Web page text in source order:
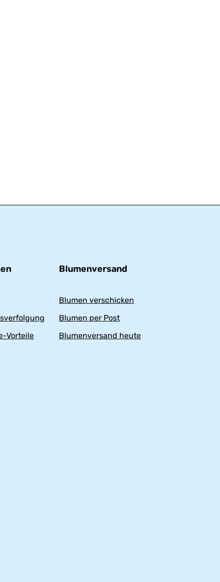
Vorteile
Blumenversand
Blumen verschicken
Blumen per Post
Blumenversand heute